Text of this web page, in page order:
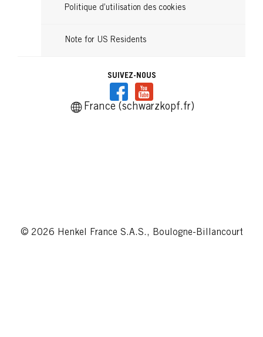
Politique d’utilisation des cookies
Note for US Residents
SUIVEZ-NOUS
France (schwarzkopf.fr)
© 2026 Henkel France S.A.S., Boulogne-Billancourt